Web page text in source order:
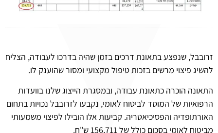
זרובבל, שנפצע בתאונת דרכים בזמן שהיה בדרכו לעבודה, הצליח
להשיג פיצוי מרשים בזכות טיפול מקצועי ומסור שהוענק לו.
התאונה הוכרה כתאונת עבודה, ובמסגרת הייצוג שלנו בוועדות
הרפואיות של המוסד לביטוח לאומי, נקבעו לזרובבל נכויות בתחום
האורתופדיה והפסיכיאטריה. קביעות אלו הובילו לפיצוי משמעותי
מביטוח לאומי בסכום כולל של 156,711 ש"ח.